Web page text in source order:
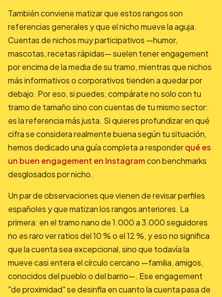
También conviene matizar que estos rangos son
referencias generales y que el nicho mueve la aguja.
Cuentas de nichos muy participativos —humor,
mascotas, recetas rápidas— suelen tener engagement
por encima de la media de su tramo, mientras que nichos
más informativos o corporativos tienden a quedar por
debajo. Por eso, si puedes, compárate no solo con tu
tramo de tamaño sino con cuentas de tu mismo sector:
es la referencia más justa. Si quieres profundizar en qué
cifra se considera realmente buena según tu situación,
hemos dedicado una guía completa a responderqué es
un buen engagement en Instagramcon benchmarks
desglosados por nicho.
Un par de observaciones que vienen de revisar perfiles
españoles y que matizan los rangos anteriores. La
primera: en el tramo nano de 1.000 a 3.000 seguidores
no es raro ver ratios del 10 % o el 12 %, y eso no significa
que la cuenta sea excepcional, sino que todavía la
mueve casi entera el círculo cercano —familia, amigos,
conocidos del pueblo o del barrio—. Ese engagement
"de proximidad" se desinfla en cuanto la cuenta pasa de